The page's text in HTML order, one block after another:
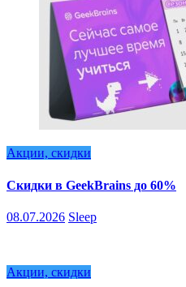
Акции, скидки
Скидки в GeekBrains до 60%
08.07.2026 Sleep
Акции, скидки